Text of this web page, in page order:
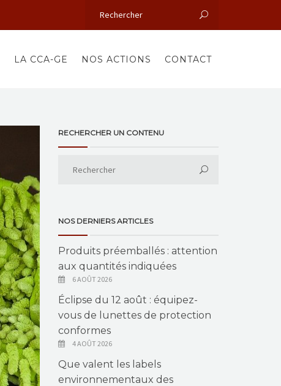
LA CCA-GE NOS ACTIONS CONTACT
RECHERCHER UN CONTENU
NOS DERNIERS ARTICLES
Produits préemballés : attention
aux quantités indiquées
6 AOÛT 2026
Éclipse du 12 août : équipez-
vous de lunettes de protection
conformes
4 AOÛT 2026
Que valent les labels
environnementaux des